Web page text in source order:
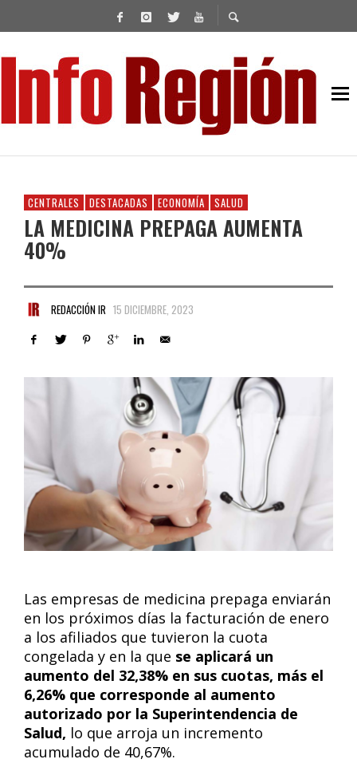
CENTRALES DESTACADAS ECONOMÍA SALUD
LA MEDICINA PREPAGA AUMENTA
40%
REDACCIÓN IR 15 DICIEMBRE, 2023
Las empresas de medicina prepaga enviarán
en los próximos días la facturación de enero
a los afiliados que tuvieron la cuota
congelada y en la que se aplicará un
aumento del 32,38% en sus cuotas, más el
6,26% que corresponde al aumento
autorizado por la Superintendencia de
Salud, lo que arroja un incremento
acumulado de 40,67%.